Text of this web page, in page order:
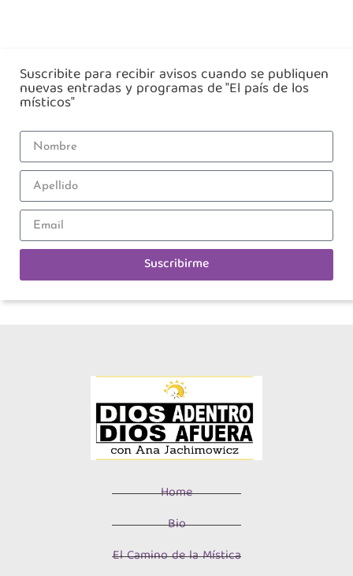
Suscribite para recibir avisos cuando se publiquen
nuevas entradas y programas de "El país de los
místicos"
Suscribirme
Home
Bio
El Camino de la Mística